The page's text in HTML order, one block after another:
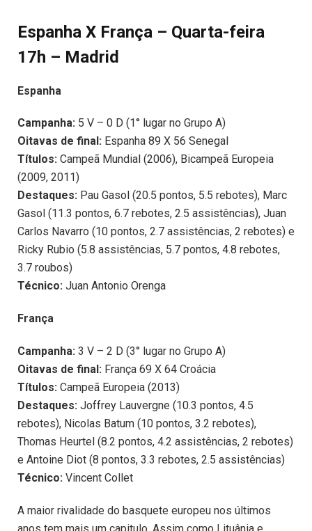
Espanha X França – Quarta-feira
17h – Madrid
Espanha
Campanha: 5 V – 0 D (1° lugar no Grupo A)
Oitavas de final: Espanha 89 X 56 Senegal
Títulos: Campeã Mundial (2006), Bicampeã Europeia
(2009, 2011)
Destaques: Pau Gasol (20.5 pontos, 5.5 rebotes), Marc
Gasol (11.3 pontos, 6.7 rebotes, 2.5 assistências), Juan
Carlos Navarro (10 pontos, 2.7 assistências, 2 rebotes) e
Ricky Rubio (5.8 assistências, 5.7 pontos, 4.8 rebotes,
3.7 roubos)
Técnico: Juan Antonio Orenga
França
Campanha: 3 V – 2 D (3° lugar no Grupo A)
Oitavas de final: França 69 X 64 Croácia
Títulos: Campeã Europeia (2013)
Destaques: Joffrey Lauvergne (10.3 pontos, 4.5
rebotes), Nicolas Batum (10 pontos, 3.2 rebotes),
Thomas Heurtel (8.2 pontos, 4.2 assistências, 2 rebotes)
e Antoine Diot (8 pontos, 3.3 rebotes, 2.5 assistências)
Técnico: Vincent Collet
A maior rivalidade do basquete europeu nos últimos